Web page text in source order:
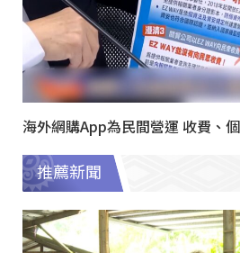
海外網購App為民間營運 收費、
推薦新聞